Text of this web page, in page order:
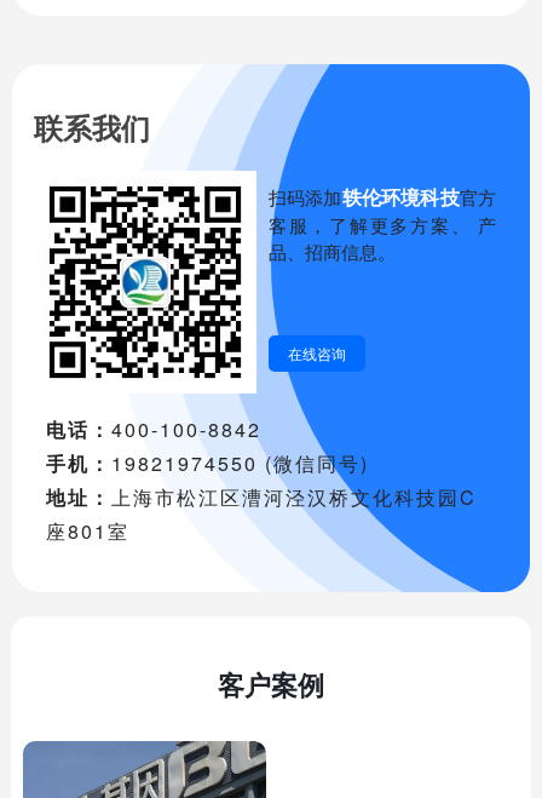
联系我们
扫码添加轶伦环境科技官方
客服，了解更多方案、 产
品、招商信息。
在线咨询
电话： 400-100-8842
手机： 19821974550 (微信同号)
地址： 上海市松江区漕河泾汉桥文化科技园C
座801室
客户案例